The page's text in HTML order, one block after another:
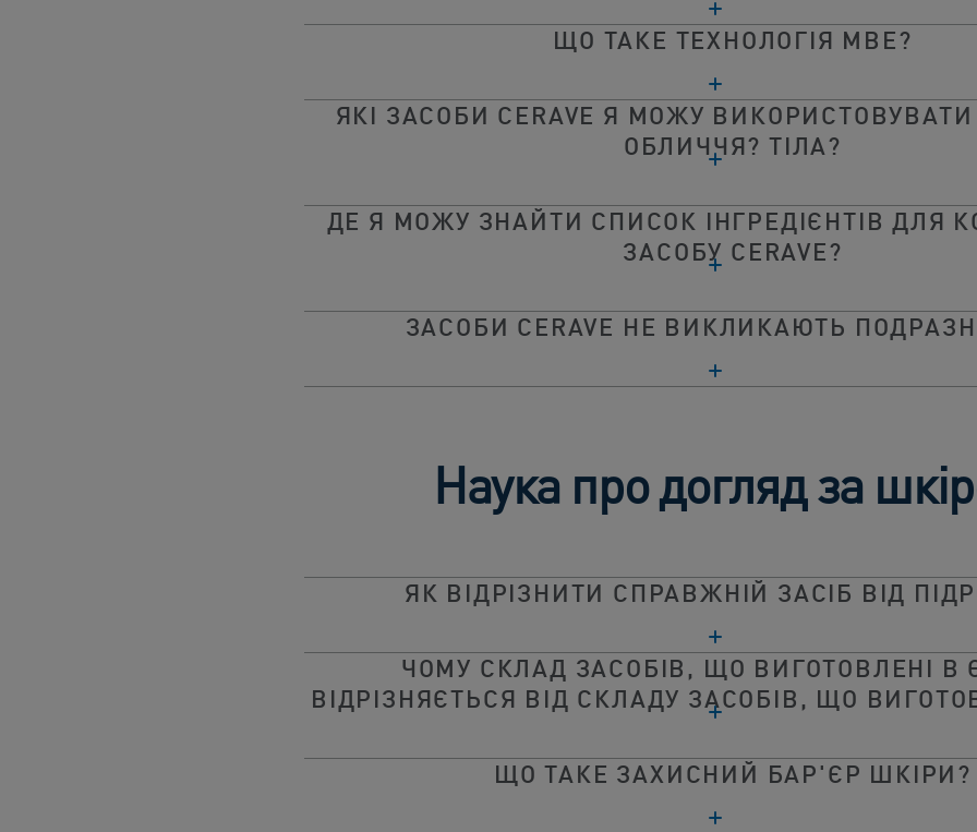
ЩО ТАКЕ ТЕХНОЛОГІЯ МВЕ?
ЯКІ ЗАСОБИ CERAVE Я МОЖУ
ОБЛИЧЧЯ? ТІЛА?
ДЕ Я МОЖУ ЗНАЙТИ СПИСОК ІНГРЕДІЄНТІВ ДЛЯ
ЗАСОБУ CERAVE?
ЗАСОБИ CERAVE НЕ ВИКЛИКАЮТЬ
Наука про догляд за
ЯК ВІДРІЗНИТИ СПРАВЖНІЙ ЗАСІБ ВІД
ЧОМУ СКЛАД ЗАСОБІВ, ЩО ВИГОТОВЛЕНІ В
ВІДРІЗНЯЄТЬСЯ ВІД СКЛАДУ ЗАСОБІВ, ЩО
ЩО ТАКЕ ЗАХИСНИЙ БАР'ЄР ШКІРИ?